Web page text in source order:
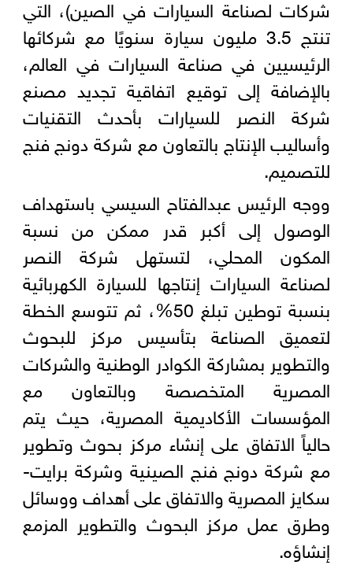
شركات لصناعة السيارات في الصين)، التي
تنتج 3.5 مليون سيارة سنويًا مع شركائها
الرئيسيين في صناعة السيارات في العالم،
بالإضافة إلى توقيع اتفاقية تجديد مصنع
شركة النصر للسيارات بأحدث التقنيات
وأساليب الإنتاج بالتعاون مع شركة دونج فنج
للتصميم.
ووجه الرئيس عبدالفتاح السيسي باستهداف
الوصول إلى أكبر قدر ممكن من نسبة
المكون المحلي، لتستهل شركة النصر
لصناعة السيارات إنتاجها للسيارة الكهربائية
بنسبة توطين تبلغ 50%، ثم تتوسع الخطة
لتعميق الصناعة بتأسيس مركز للبحوث
والتطوير بمشاركة الكوادر الوطنية والشركات
المصرية المتخصصة وبالتعاون مع
المؤسسات الأكاديمية المصرية، حيث يتم
حالياً الاتفاق على إنشاء مركز بحوث وتطوير
مع شركة دونج فنج الصينية وشركة برايت-
سكايز المصرية والاتفاق على أهداف ووسائل
وطرق عمل مركز البحوث والتطوير المزمع
إنشاؤه.